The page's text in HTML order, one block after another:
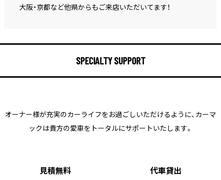
大阪・京都など他県からもご来店いただいてます！
SPECIALTY SUPPORT
オーナー様が充実のカーライフをお過ごしいただけるように、 カーマ
ックは貴方の愛車をトータルにサポートいたします。
見積無料 代車貸出